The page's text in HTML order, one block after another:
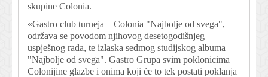
skupine Colonia.
«Gastro club turneja – Colonia "Najbolje od svega",
održava se povodom njihovog desetogodišnjeg
uspješnog rada, te izlaska sedmog studijskog albuma
"Najbolje od svega". Gastro Grupa svim poklonicima
Colonijine glazbe i onima koji će to tek postati poklanja